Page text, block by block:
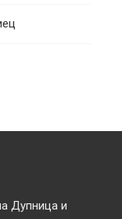
Дупница и